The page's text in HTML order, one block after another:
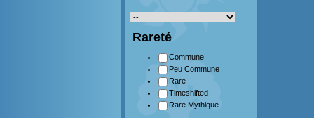
Rareté
Commune
Peu Commune
Rare
Timeshifted
Rare Mythique